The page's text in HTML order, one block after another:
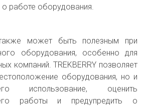
работе оборудования.
может быть полезным при
оборудования, особенно для
компаний. TREKBERRY позволяет
оборудования, но и
использование, оценить
работы и предупредить о